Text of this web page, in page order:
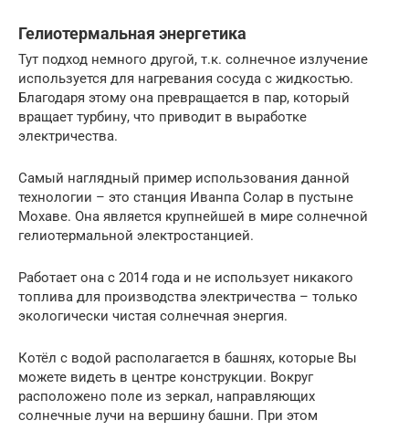
Гелиотермальная энергетика
Тут подход немного другой, т.к. солнечное излучение
используется для нагревания сосуда с жидкостью.
Благодаря этому она превращается в пар, который
вращает турбину, что приводит в выработке
электричества.
Самый наглядный пример использования данной
технологии – это станция Иванпа Солар в пустыне
Мохаве. Она является крупнейшей в мире солнечной
гелиотермальной электростанцией.
Работает она с 2014 года и не использует никакого
топлива для производства электричества – только
экологически чистая солнечная энергия.
Котёл с водой располагается в башнях, которые Вы
можете видеть в центре конструкции. Вокруг
расположено поле из зеркал, направляющих
солнечные лучи на вершину башни. При этом